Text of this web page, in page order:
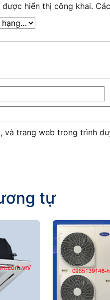
hiển thị công khai.
và trang web trong trình
tự